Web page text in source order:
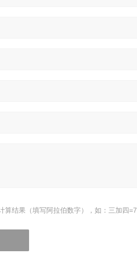
算结果（填写阿拉伯数字），如：三加四=7